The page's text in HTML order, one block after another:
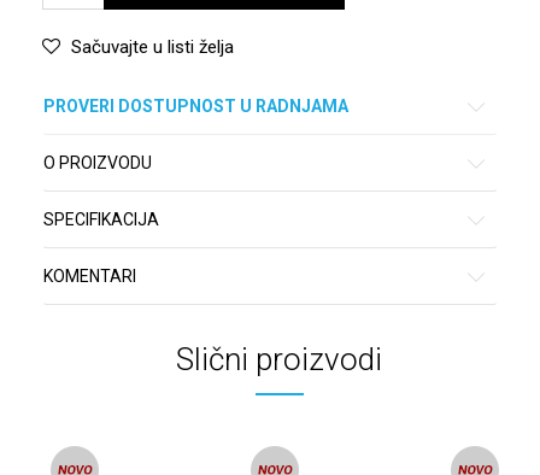
Sačuvajte u listi želja
PROVERI DOSTUPNOST U RADNJAMA
O PROIZVODU
SPECIFIKACIJA
KOMENTARI
Slični proizvodi